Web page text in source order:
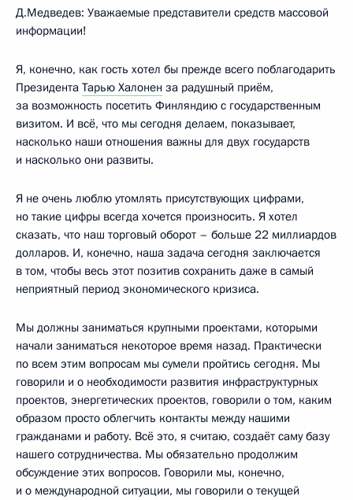
Д.Медведев: Уважаемые представители средств массовой
информации!
Я, конечно, как гость хотел бы прежде всего поблагодарить
Президента Тарью Халонен за радушный приём,
за возможность посетить Финляндию с государственным
визитом. И всё, что мы сегодня делаем, показывает,
насколько наши отношения важны для двух государств
и насколько они развиты.
Я не очень люблю утомлять присутствующих цифрами,
но такие цифры всегда хочется произносить. Я хотел
сказать, что наш торговый оборот – больше 22 миллиардов
долларов. И, конечно, наша задача сегодня заключается
в том, чтобы весь этот позитив сохранить даже в самый
неприятный период экономического кризиса.
Мы должны заниматься крупными проектами, которыми
начали заниматься некоторое время назад. Практически
по всем этим вопросам мы сумели пройтись сегодня. Мы
говорили и о необходимости развития инфраструктурных
проектов, энергетических проектов, говорили о том, каким
образом просто облегчить контакты между нашими
гражданами и работу. Всё это, я считаю, создаёт саму базу
нашего сотрудничества. Мы обязательно продолжим
обсуждение этих вопросов. Говорили мы, конечно,
и о международной ситуации, мы говорили о текущей